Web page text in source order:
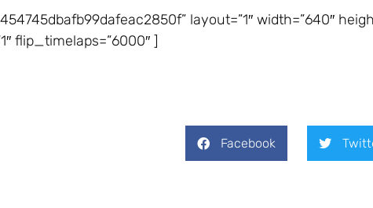
layout=”1″ width=”640″
flip_timelaps=”6000″ ]
Facebook